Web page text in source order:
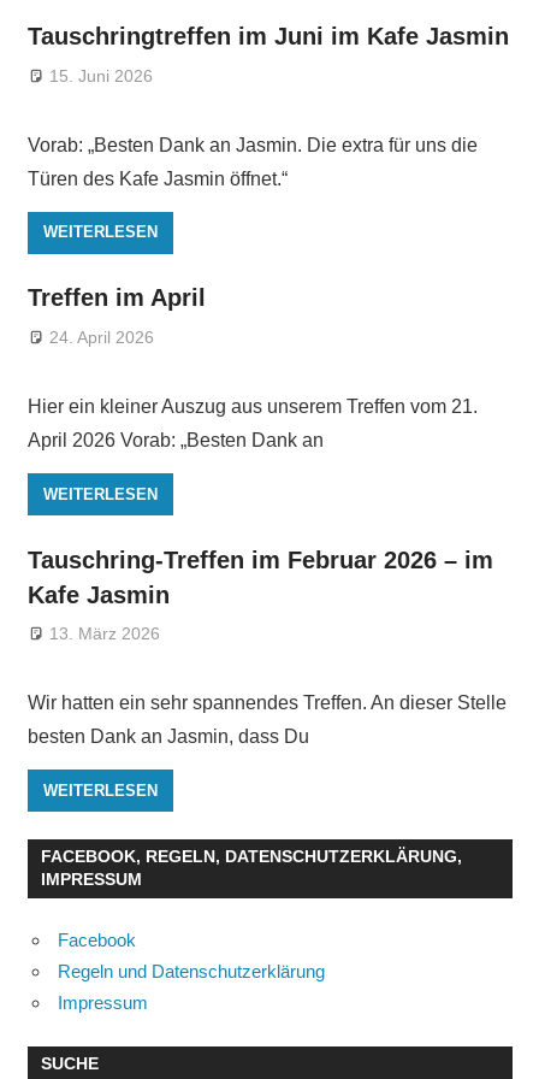
Tauschringtreffen im Juni im Kafe Jasmin
15. Juni 2026
Vorab: „Besten Dank an Jasmin. Die extra für uns die
Türen des Kafe Jasmin öffnet.“
WEITERLESEN
Treffen im April
24. April 2026
Hier ein kleiner Auszug aus unserem Treffen vom 21.
April 2026 Vorab: „Besten Dank an
WEITERLESEN
Tauschring-Treffen im Februar 2026 – im
Kafe Jasmin
13. März 2026
Wir hatten ein sehr spannendes Treffen. An dieser Stelle
besten Dank an Jasmin, dass Du
WEITERLESEN
FACEBOOK, REGELN, DATENSCHUTZERKLÄRUNG,
IMPRESSUM
Facebook
Regeln und Datenschutzerklärung
Impressum
SUCHE